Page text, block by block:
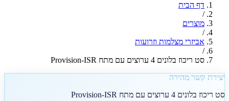
דף הבית
/
מוצרים
/
אביזרי מצלמות וזרועות
/
סט ריכוז בלונים 4 ערוצים עם מתח Provision-ISR
יצירת קשר מהירה
סט ריכוז בלונים 4 ערוצים עם מתח Provision-ISR